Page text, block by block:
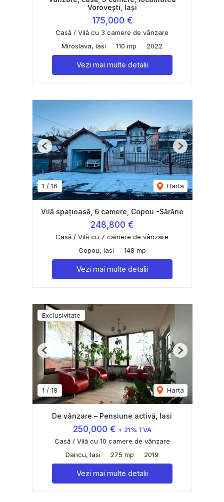
Vorovești, Iași
175,000 €
Casă / Vilă cu 3 camere de vânzare
Miroslava, Iasi
110 mp 2022
Vezi mai multe detalii
1 / 16 Harta
Previous Next
Vilă spațioasă, 6 camere, Copou -Sărărie
248,800 €
Casă / Vilă cu 7 camere de vânzare
Copou, Iasi
148 mp
Vezi mai multe detalii
Exclusivitate
1 / 18 Harta
Previous Next
De vânzare – Pensiune activă, Iasi
250,000 € + 21% TVA
Casă / Vilă cu 10 camere de vânzare
Dancu, Iasi
275 mp 2019
Vezi mai multe detalii